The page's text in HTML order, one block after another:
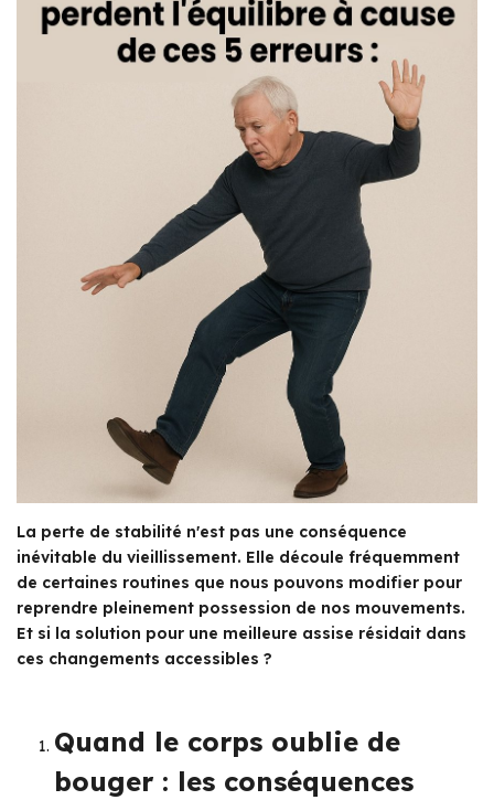
La perte de stabilité n'est pas une conséquence
inévitable du vieillissement. Elle découle fréquemment
de certaines routines que nous pouvons modifier pour
reprendre pleinement possession de nos mouvements.
Et si la solution pour une meilleure assise résidait dans
ces changements accessibles ?
Quand le corps oublie de
bouger : les conséquences